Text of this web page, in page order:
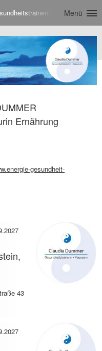
Masseurin
Menü
Ernährung
gesundheit-
43